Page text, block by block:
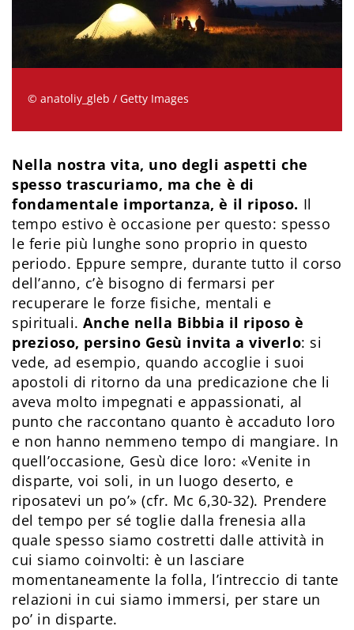
© anatoliy_gleb / Getty Images
Nella nostra vita, uno degli aspetti che
spesso trascuriamo, ma che è di
fondamentale importanza, è il riposo. Il
tempo estivo è occasione per questo: spesso
le ferie più lunghe sono proprio in questo
periodo. Eppure sempre, durante tutto il corso
dell’anno, c’è bisogno di fermarsi per
recuperare le forze fisiche, mentali e
spirituali.Anche nella Bibbia il riposo è
prezioso, persino Gesù invita a viverlo: si
vede, ad esempio, quando accoglie i suoi
apostoli di ritorno da una predicazione che li
aveva molto impegnati e appassionati, al
punto che raccontano quanto è accaduto loro
e non hanno nemmeno tempo di mangiare. In
quell’occasione, Gesù dice loro: «Venite in
disparte, voi soli, in un luogo deserto, e
riposatevi un po’» (cfr. Mc 6,30-32). Prendere
del tempo per sé toglie dalla frenesia alla
quale spesso siamo costretti dalle attività in
cui siamo coinvolti: è un lasciare
momentaneamente la folla, l’intreccio di tante
relazioni in cui siamo immersi, per stare un
po’ in disparte.